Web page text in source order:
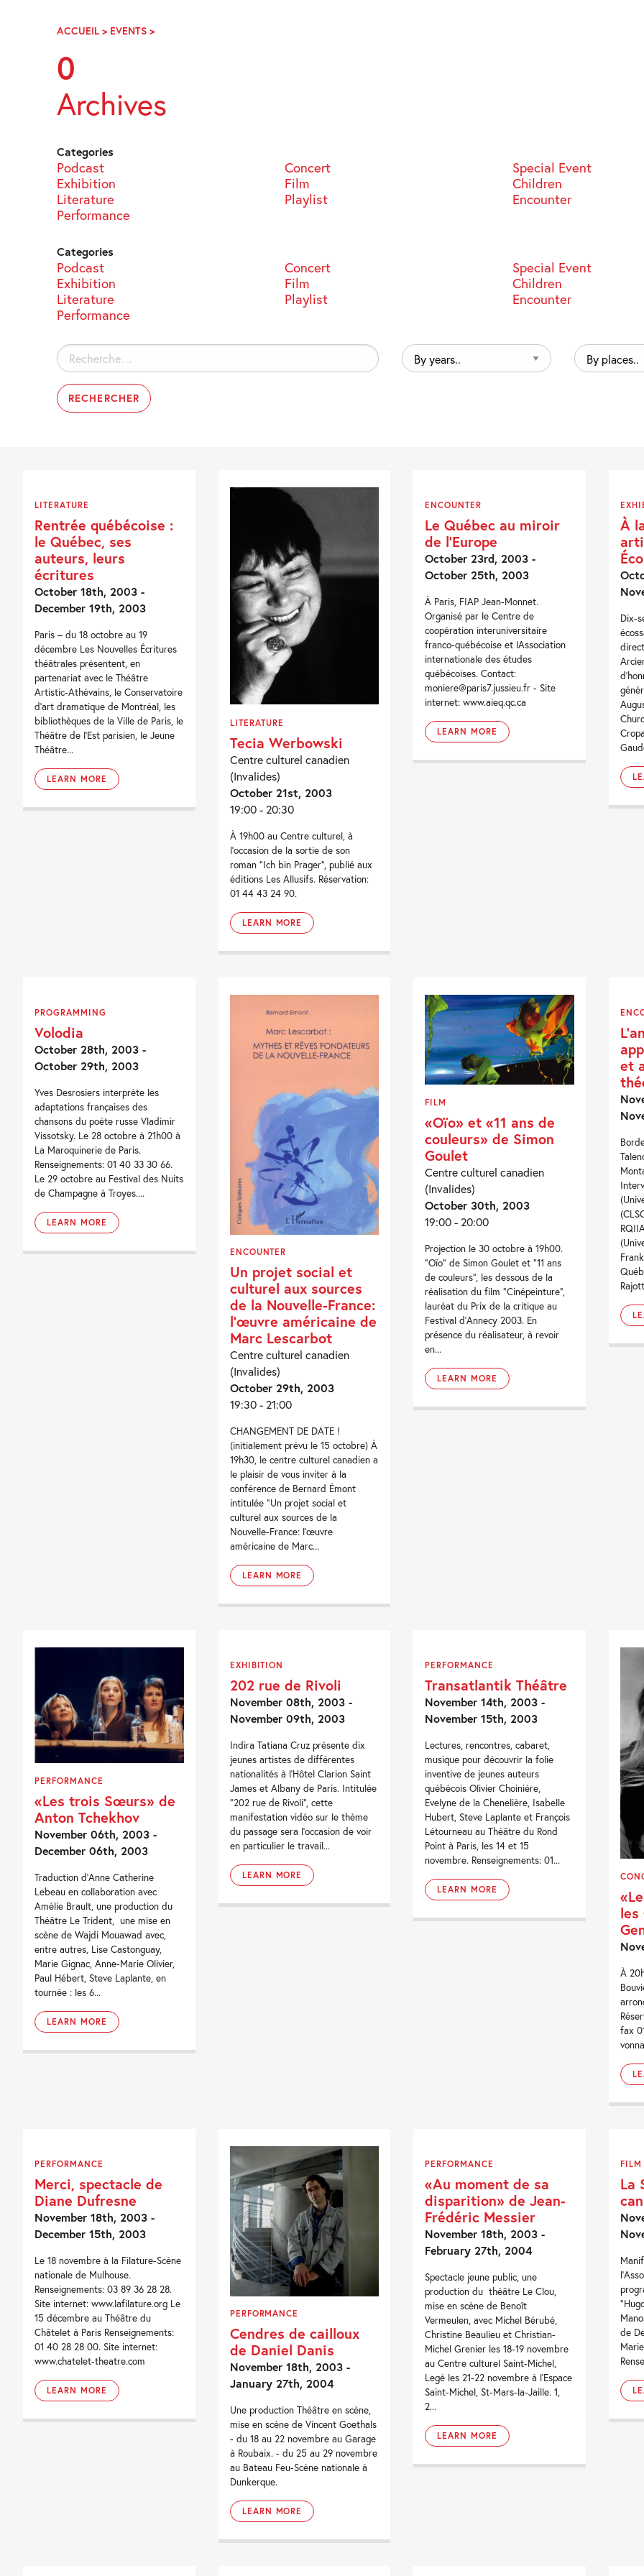
NavigationACCUEIL > EVENTS >PAGE
0
Archives
Categories
Podcast Concert
Special Event
Exhibition
Film
Children
Literature
Playlist
Encounter
Performance
Categories
Podcast Concert
Special Event
Exhibition
Film
Children
Literature
Playlist
Encounter
Performance
Rechercher :
By
years..
By
places..
LITERATURE
Rentrée québécoise :
le Québec, ses
auteurs, leurs
écritures
October 18th, 2003 -
December 19th, 2003
Paris – du 18 octobre au 19
décembre Les Nouvelles Écritures
théâtrales présentent, en
partenariat avec le Théâtre
Artistic-Athévains, le Conservatoire
d’art dramatique de Montréal, les
bibliothèques de la Ville de Paris, le
Théâtre de l’Est parisien, le Jeune
Théâtre...
LEARN MORE
LITERATURE
Tecia Werbowski
Centre culturel canadien
(Invalides)
October 21st, 2003
19:00 - 20:30
À 19h00 au Centre culturel, à
l’occasion de la sortie de son
roman “Ich bin Prager”, publié aux
éditions Les Allusifs. Réservation:
01 44 43 24 90.
LEARN MORE
ENCOUNTER
Le Québec au miroir
de l’Europe
October 23rd, 2003 -
October 25th, 2003
À Paris, FIAP Jean-Monnet.
Organisé par le Centre de
coopération interuniversitaire
franco-québécoise et lAssociation
internationale des études
québécoises. Contact:
moniere@paris7.jussieu.fr - Site
internet: www.aieq.qc.ca
LEARN MORE
À
Dix-
PROGRAMMING
Volodia
October 28th, 2003 -
October 29th, 2003
Yves Desrosiers interprète les
adaptations françaises des
chansons du poète russe Vladimir
Vissotsky. Le 28 octobre à 21h00 à
La Maroquinerie de Paris.
Renseignements: 01 40 33 30 66.
Le 29 octobre au Festival des Nuits
de Champagne à Troyes....
LEARN MORE
ENCOUNTER
Un projet social et
culturel aux sources
de la Nouvelle-France:
l’œuvre américaine de
Marc Lescarbot
Centre culturel canadien
(Invalides)
October 29th, 2003
19:30 - 21:00
CHANGEMENT DE DATE !
(initialement prévu le 15 octobre) À
19h30, le centre culturel canadien a
le plaisir de vous inviter à la
conférence de Bernard Émont
intitulée “Un projet social et
culturel aux sources de la
Nouvelle-France: l’œuvre
américaine de Marc...
LEARN MORE
FILM
«Oïo» et «11 ans de
couleurs» de Simon
Goulet
Centre culturel canadien
(Invalides)
October 30th, 2003
19:00 - 20:00
Projection le 30 octobre à 19h00.
“Oïo” de Simon Goulet et “11 ans
de couleurs”, les dessous de la
réalisation du film “Cinépeinture”,
lauréat du Prix de la critique au
Festival d’Annecy 2003. En
présence du réalisateur, à revoir
en...
LEARN MORE
et
PERFORMANCE
«Les trois Sœurs» de
Anton Tchekhov
November 06th, 2003 -
December 06th, 2003
Traduction d’Anne Catherine
Lebeau en collaboration avec
Amélie Brault, une production du
Théâtre Le Trident, une mise en
scène de Wajdi Mouawad avec,
entre autres, Lise Castonguay,
Marie Gignac, Anne-Marie Olivier,
Paul Hébert, Steve Laplante, en
tournée : les 6...
LEARN MORE
EXHIBITION
202 rue de Rivoli
November 08th, 2003 -
November 09th, 2003
Indira Tatiana Cruz présente dix
jeunes artistes de différentes
nationalités à l’Hôtel Clarion Saint
James et Albany de Paris. Intitulée
“202 rue de Rivoli”, cette
manifestation vidéo sur le thème
du passage sera l’occasion de voir
en particulier le travail...
LEARN MORE
PERFORMANCE
Transatlantik Théâtre
November 14th, 2003 -
November 15th, 2003
Lectures, rencontres, cabaret,
musique pour découvrir la folie
inventive de jeunes auteurs
québécois Olivier Choinière,
Evelyne de la Chenelière, Isabelle
Hubert, Steve Laplante et François
Létourneau au Théâtre du Rond
Point à Paris, les 14 et 15
novembre. Renseignements: 01...
LEARN MORE
les
À
fax
PERFORMANCE
Merci, spectacle de
Diane Dufresne
November 18th, 2003 -
December 15th, 2003
Le 18 novembre à la Filature-Scène
nationale de Mulhouse.
Renseignements: 03 89 36 28 28.
Site internet: www.lafilature.org Le
15 décembre au Théâtre du
Châtelet à Paris Renseignements:
01 40 28 28 00. Site internet:
www.chatelet-theatre.com
LEARN MORE
PERFORMANCE
Cendres de cailloux
de Daniel Danis
November 18th, 2003 -
January 27th, 2004
Une production Théâtre en scène,
mise en scène de Vincent Goethals
- du 18 au 22 novembre au Garage
à Roubaix. - du 25 au 29 novembre
au Bateau Feu-Scène nationale à
Dunkerque.
LEARN MORE
PERFORMANCE
«Au moment de sa
disparition» de Jean-
Frédéric Messier
November 18th, 2003 -
February 27th, 2004
Spectacle jeune public, une
production du théâtre Le Clou,
mise en scène de Benoît
Vermeulen, avec Michel Bérubé,
Christine Beaulieu et Christian-
Michel Grenier les 18-19 novembre
au Centre culturel Saint-Michel,
Legé les 21-22 novembre à l’Espace
Saint-Michel, St-Mars-la-Jaille. 1,
2...
LEARN MORE
FILM
La
de